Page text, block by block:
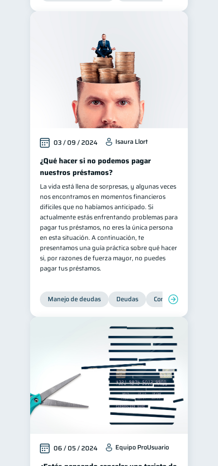
03 / 09 / 2024 Isaura Llort
¿Qué hacer si no podemos pagar
nuestros préstamos?
La vida está llena de sorpresas, y algunas veces
nos encontramos en momentos financieros
difíciles que no habíamos anticipado. Si
actualmente estás enfrentando problemas para
pagar tus préstamos, no eres la única persona
en esta situación. A continuación, te
presentamos una guía práctica sobre qué hacer
si, por razones de fuerza mayor, no puedes
pagar tus préstamos.
Manejo de deudas Deudas Control de deudas
06 / 05 / 2024 Equipo ProUsuario